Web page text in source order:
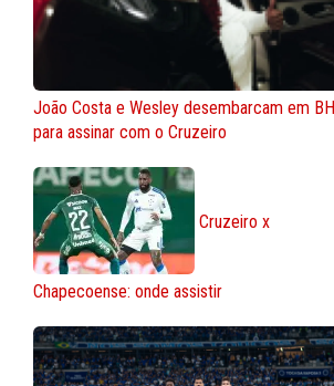
João Costa e Wesley desembarcam em BH
para assinar com o Cruzeiro
Cruzeiro x
Chapecoense: onde assistir